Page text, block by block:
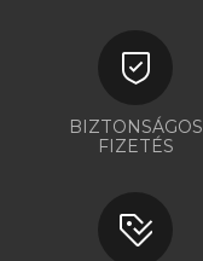
BIZTONSÁGOS
FIZETÉS